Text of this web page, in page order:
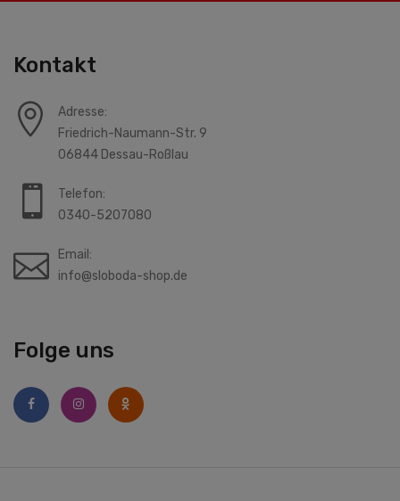
Folge uns
Kontakt
Adresse:
Friedrich-Naumann-Str. 9
06844 Dessau-Roßlau
Telefon:
0340-5207080
Email:
info@sloboda-shop.de